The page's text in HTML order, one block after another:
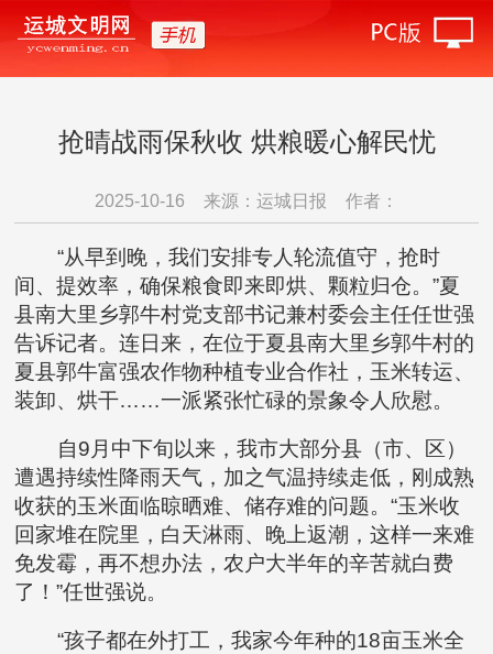
抢晴战雨保秋收 烘粮暖心解民忧
2025-10-16 来源：运城日报 作者：
“从早到晚，我们安排专人轮流值守，抢时
间、提效率，确保粮食即来即烘、颗粒归仓。”夏
县南大里乡郭牛村党支部书记兼村委会主任任世强
告诉记者。连日来，在位于夏县南大里乡郭牛村的
夏县郭牛富强农作物种植专业合作社，玉米转运、
装卸、烘干……一派紧张忙碌的景象令人欣慰。
自9月中下旬以来，我市大部分县（市、区）
遭遇持续性降雨天气，加之气温持续走低，刚成熟
收获的玉米面临晾晒难、储存难的问题。“玉米收
回家堆在院里，白天淋雨、晚上返潮，这样一来难
免发霉，再不想办法，农户大半年的辛苦就白费
了！”任世强说。
“孩子都在外打工，我家今年种的18亩玉米全